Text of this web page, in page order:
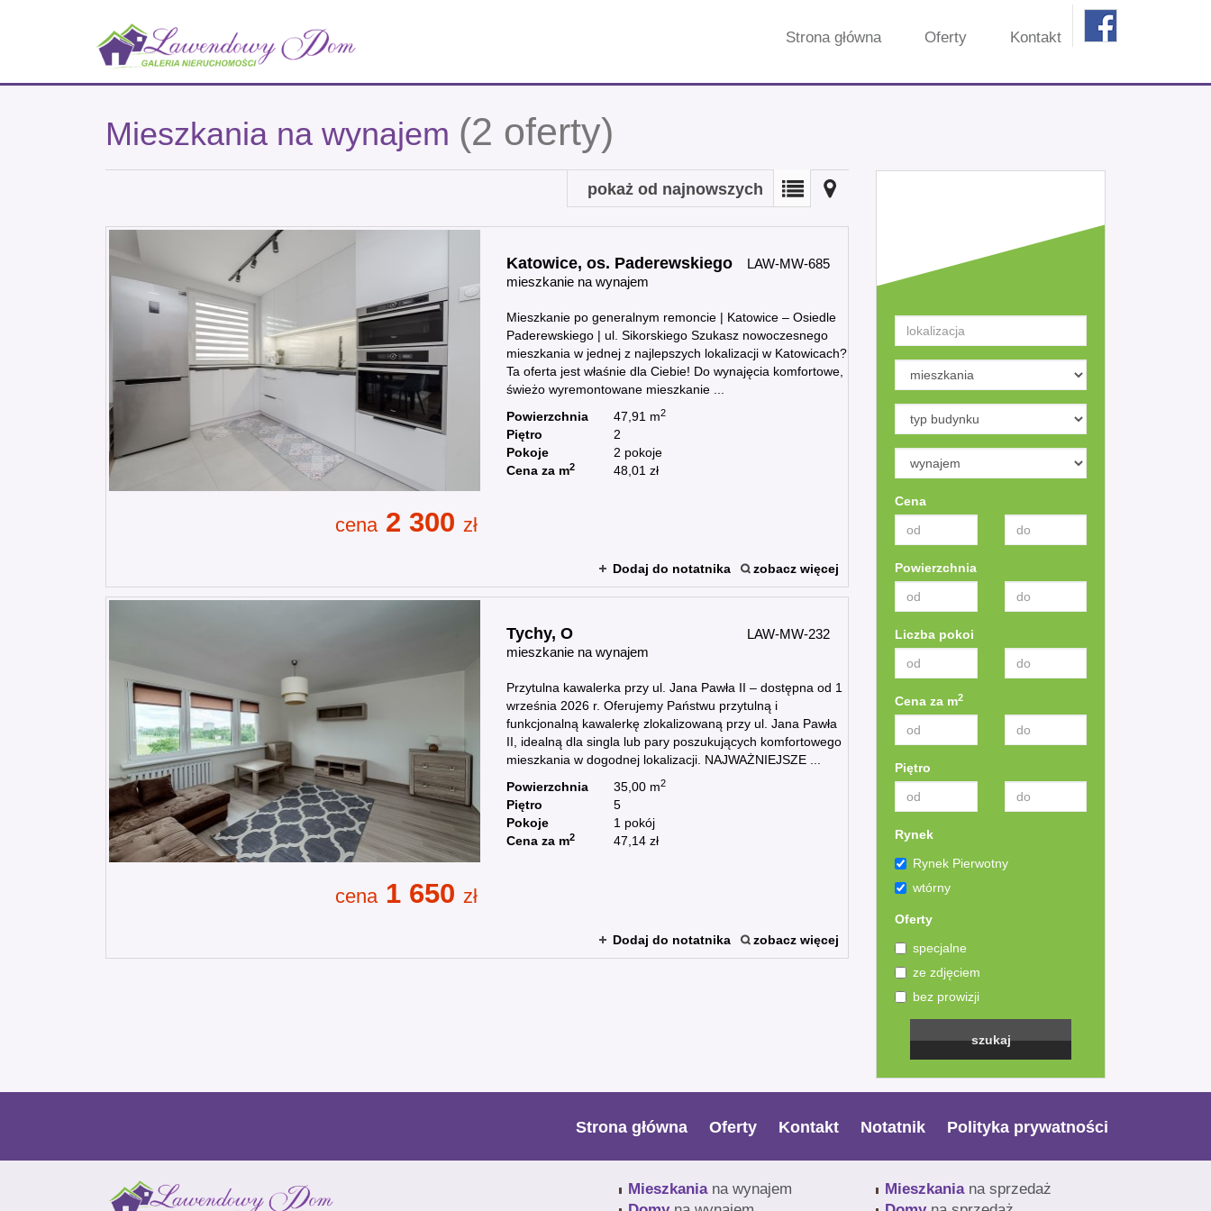
Strona główna Oferty Kontakt
Mieszkania na wynajem (2 oferty)
pokaż od najnowszych
Katowice, os. Paderewskiego
mieszkanie na wynajem
LAW-MW-685
Mieszkanie po generalnym remoncie | Katowice – Osiedle
Paderewskiego | ul. Sikorskiego Szukasz nowoczesnego
mieszkania w jednej z najlepszych lokalizacji w Katowicach?
Ta oferta jest właśnie dla Ciebie! Do wynajęcia komfortowe,
świeżo wyremontowane mieszkanie ...
Powierzchnia
47,91 m2
Piętro
2
Pokoje
2 pokoje
Cena za m2 48,01 zł
cena2 300 zł
Dodaj do notatnika zobacz więcej
Tychy, O
mieszkanie na wynajem
LAW-MW-232
Przytulna kawalerka przy ul. Jana Pawła II – dostępna od 1
września 2026 r. Oferujemy Państwu przytulną i
funkcjonalną kawalerkę zlokalizowaną przy ul. Jana Pawła
II, idealną dla singla lub pary poszukujących komfortowego
mieszkania w dogodnej lokalizacji. NAJWAŻNIEJSZE ...
Powierzchnia
35,00 m2
Piętro
5
Pokoje
1 pokój
Cena za m2 47,14 zł
cena1 650 zł
Dodaj do notatnika zobacz więcej
Cena
Powierzchnia
Liczba pokoi
Cena za m2
Piętro
Rynek
Rynek Pierwotny
wtórny
Oferty
specjalne
ze zdjęciem
bez prowizji
Strona główna Oferty Kontakt Notatnik Polityka prywatności
Mieszkaniana wynajem
Mieszkaniana sprzedaż